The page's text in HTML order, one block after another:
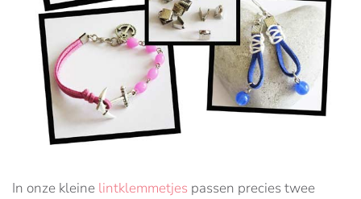
In onze kleine lintklemmetjes passen precies twee